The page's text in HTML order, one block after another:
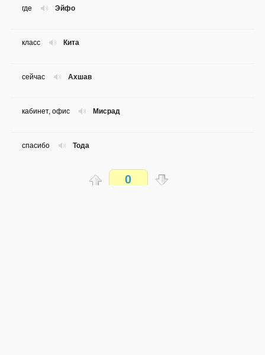
Эйфо
где
Кита
класс
Ахшав
сейчас
Мисрад
кабинет, офис
Тода
спасибо
0